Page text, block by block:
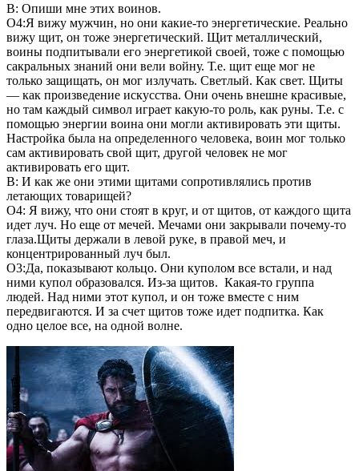
В: Опиши мне этих воинов.
О4:Я вижу мужчин, но они какие-то энергетические. Реально
вижу щит, он тоже энергетический. Щит металлический,
воины подпитывали его энергетикой своей, тоже с помощью
сакральных знаний они вели войну. Т.е. щит еще мог не
только защищать, он мог излучать. Светлый. Как свет. Щиты
— как произведение искусства. Они очень внешне красивые,
но там каждый символ играет какую-то роль, как руны. Т.е. с
помощью энергии воина они могли активировать эти щиты.
Настройка была на определенного человека, воин мог только
сам активировать свой щит, другой человек не мог
активировать его щит.
В: И как же они этими щитами сопротивлялись против
летающих товарищей?
О4: Я вижу, что они стоят в круг, и от щитов, от каждого щита
идет луч. Но еще от мечей. Мечами они закрывали почему-то
глаза.Щиты держали в левой руке, в правой меч, и
концентрированный луч был.
О3:Да, показывают кольцо. Они куполом все встали, и над
ними купол образовался. Из-за щитов. Какая-то группа
людей. Над ними этот купол, и он тоже вместе с ним
передвигаются. И за счет щитов тоже идет подпитка. Как
одно целое все, на одной волне.